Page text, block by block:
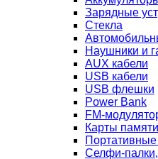
Зарядные
Стекла
Наушники и
AUX кабели
USB кабели
USB флешки
Power Bank
FM-
Карты памяти
Портативные
Селфи-